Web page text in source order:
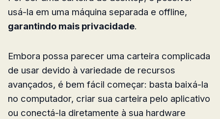
usá-la em uma máquina separada e offline,
garantindo mais privacidade.
Embora possa parecer uma carteira complicada
de usar devido à variedade de recursos
avançados, é bem fácil começar: basta baixá-la
no computador, criar sua carteira pelo aplicativo
ou conectá-la diretamente à sua hardware